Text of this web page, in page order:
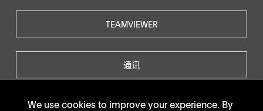
We use cookies to improve your experience. By
TEAMVIEWER
通讯